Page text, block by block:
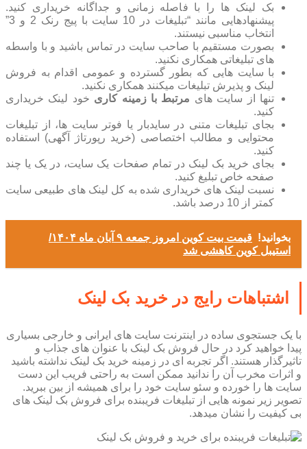
بک لینک ها را با فاصله زمانی و جداگانه خریداری کنید.
پیشنهادهایی مانند “تبلیغات در 10 سایت با پیج رنک 2 و 3”
انتخاب مناسبی نیستند.
بصورت مستقیم با صاحب سایت در تماس باشید و با واسطه
های تبلیغاتی همکاری نکنید.
با سایت هایی که بطور گسترده و عمومی اقدام به فروش
لینک و پذیرش تبلیغات میکنند همکاری نکنید.
تنها از سایت های مرتبط با زمینه کاری خود لینک خریداری
کنید.
بجای تبلیغات متنی در سایدبار یا فوتر سایت ها، از تبلیغات
محتوایی و مطالب اختصاصی (خرید رپورتاژ آگهی) استفاده
کنید.
بجای خرید بک لینک در تمام صفحات یک سایت، در یک یا چند
صفحه خاص تبلیغ کنید.
نسبت لینک های خریداری شده به کل لینک های طبیعی سایت
کمتر از 10 درصد باشد.
بخوانید!
قیمت بیت کوین امروز جمعه ۹ آبان ماه ۱۴۰۴/
استیبل کوین کاهشی شد
اشتباهات رایج در خرید بک لینک
با یک جستجوی ساده در اینترنت سایت های ایرانی و خارجی بسیاری
پیدا خواهید کرد در حال فروش بک لینک با عنوان های جذاب و
تاثیرگذار هستند. اگر تجربه ای در زمینه خرید بک لینک نداشته باشید
و اثرات مخرب آن را ندانید ممکن است به راحتی فریب این دست
سایت ها را خورده و سئو سایت خود را برای همیشه از بین ببرید.
تصویر زیر نمونه هایی از تبلیغات فریبنده برای فروش بک لینک های
بی کیفیت را نشان میدهد.